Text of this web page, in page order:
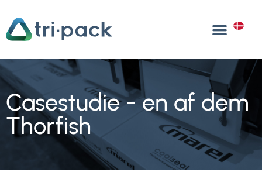
indholdet
Casestudie - en af dem
Thorfish